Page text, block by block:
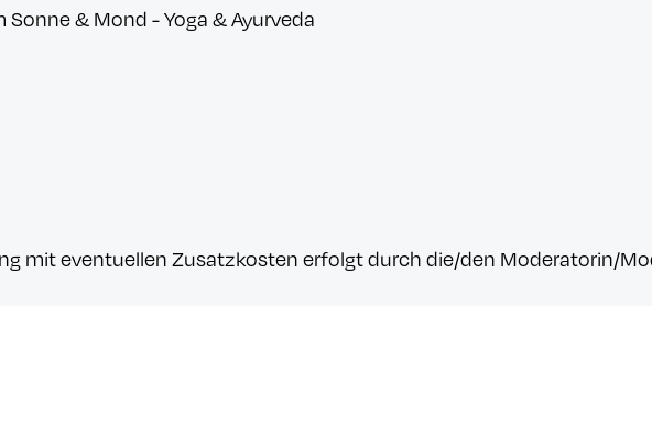
& Mond - Yoga & Ayurveda
mit eventuellen Zusatzkosten erfolgt durch die/den Moderatorin/